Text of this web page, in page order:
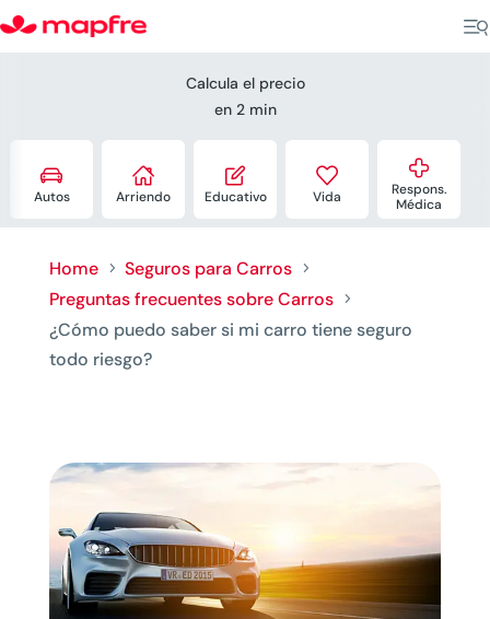
Calcula el precio
en 2 min

Autos

Arriendo

Educativo

Vida

Respons.
Médica
Home 5 Seguros para Carros 5
Preguntas frecuentes sobre Carros 5
¿Cómo puedo saber si mi carro tiene seguro
todo riesgo?